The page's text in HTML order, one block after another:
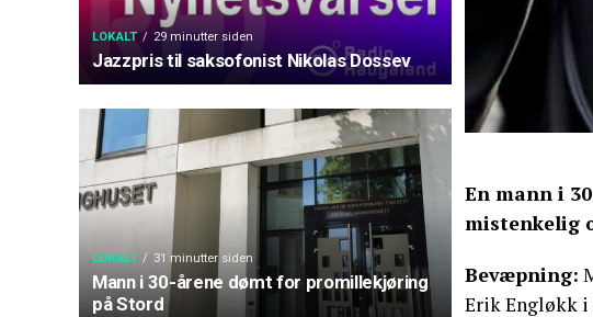
LOKALT 29 minutter siden
Jazzpris til saksofonist Nikolas Dossev
LOKALT 31 minutter siden
Mann i 30-årene dømt for promillekjøring
på Stord
En mann i
mistenkelig
Bevæpning:
Erik Engløkk